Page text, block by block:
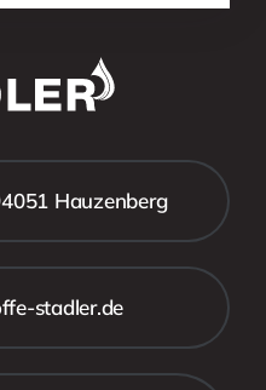
Hauzenberg
stadler.de